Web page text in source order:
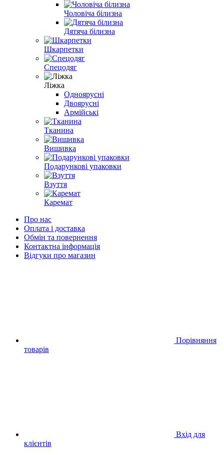
Чоловіча білизна
Дятяча білизна
Шкарпетки
Спецодяг
Ліжка
Одноярусні
Двоярусні
Армійські
Тканина
Вишивка
Подарункові упаковки
Взуття
Каремат
Про нас
Оплата і доставка
Обмін та повернення
Контактна інформація
Відгуки про магазин
Порівняння
товарів
Вхід для
клієнтів